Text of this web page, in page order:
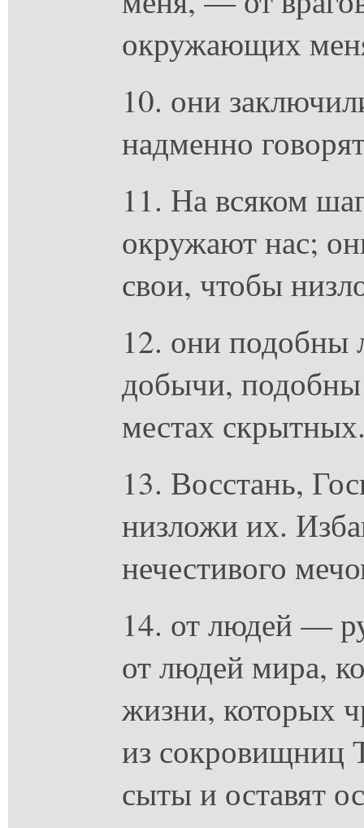
окружающих
10. они
надменно
11. На всяком
окружают нас;
свои, чтобы
12. они
добычи,
местах
13. Восстань,
низложи их.
нечестивого
14. от людей —
от людей мира,
жизни, которых
из сокровищниц
сыты и оставят